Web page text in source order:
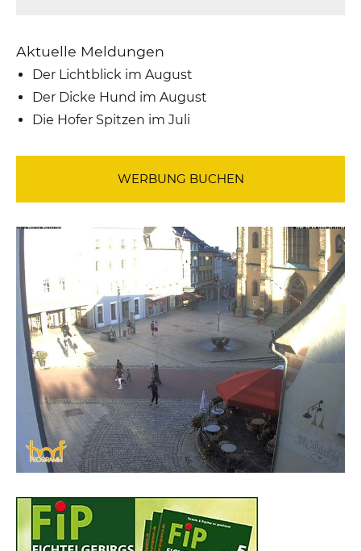
Aktuelle Meldungen
Der Lichtblick im August
Der Dicke Hund im August
Die Hofer Spitzen im Juli
WERBUNG BUCHEN